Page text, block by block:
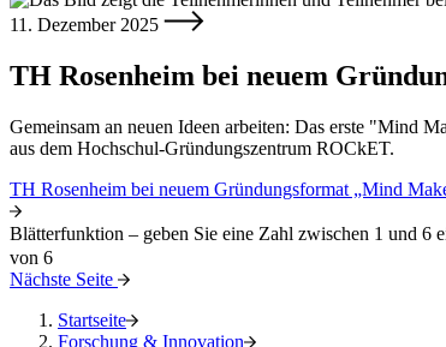
11. Dezember 2025
TH Rosenheim bei neuem
Gemeinsam an neuen Ideen arbeiten: Das erste "Mind
aus dem Hochschul-Gründungszentrum ROCkET.
TH Rosenheim bei neuem Gründungsformat „Mind
Blätterfunktion – geben Sie eine Zahl zwischen 1 und 6
von 6
Nächste Seite
Startseite
Forschung & Innovation